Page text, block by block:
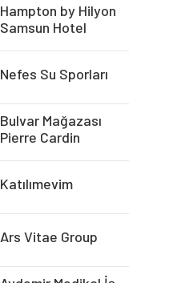
Hampton by Hilyon
Samsun Hotel
Nefes Su Sporları
Bulvar Mağazası
Pierre Cardin
Katılımevim
Ars Vitae Group